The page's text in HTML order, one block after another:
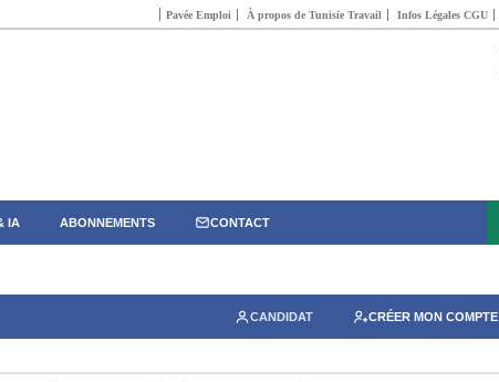
Pavée Emploi À propos de Tunisie Travail Infos Légales CGU
IA ABONNEMENTS CONTACT
CANDIDAT CRÉER MON COMPTE